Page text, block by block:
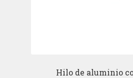
Hilo de aluminio